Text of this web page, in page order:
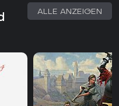
ALLE ANZEIGEN